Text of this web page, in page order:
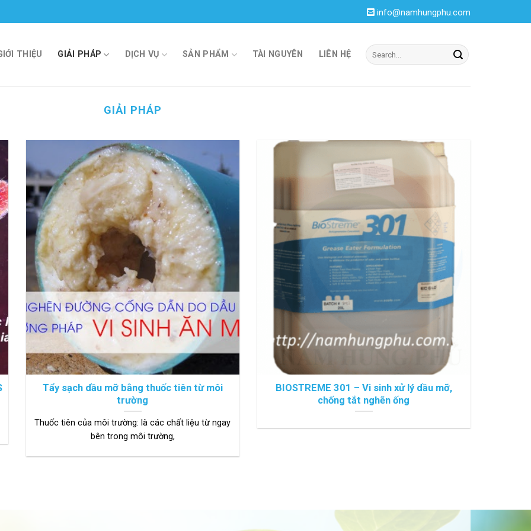
info@namhungphu.com
THIỆU GIẢI PHÁP DỊCH VỤ SẢN PHẨM TÀI NGUYÊN LIÊN HỆ
GIẢI PHÁP
Tẩy sạch dầu mỡ bằng thuốc tiên từ môi
trường
Thuốc tiên của môi trường: là các chất liệu từ ngay
bên trong môi trường,
BIOSTREME 301 – Vi sinh xử lý dầu mỡ,
chống tắt nghẽn ống